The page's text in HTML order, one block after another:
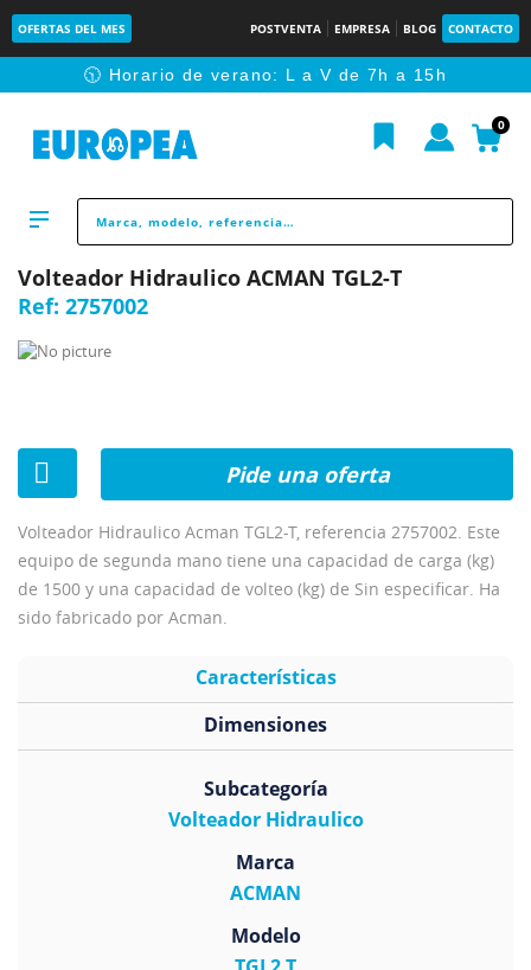
OFERTAS DEL MES POSTVENTA EMPRESA BLOG CONTACTO
🕥 Horario de verano: L a V de 7h a 15h
0
Volteador Hidraulico ACMAN TGL2-T
Ref: 2757002
Volteador Hidraulico Acman TGL2-T, referencia 2757002. Este
equipo de segunda mano tiene una capacidad de carga (kg)
de 1500 y una capacidad de volteo (kg) de Sin especificar. Ha
sido fabricado por Acman.
Pide una oferta
Características
Subcategoría
Volteador Hidraulico
Marca
ACMAN
Modelo
Dimensiones